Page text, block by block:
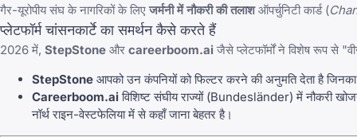
गैर-यूरोपीय संघ के नागरिकों के लिए जर्मनी में नौकरी की तलाशऑपर्चुनिटी कार्ड (
प्लेटफॉर्म चांसनकार्टे का समर्थन कैसे करते हैं
2026 में, StepStone और careerboom.ai जैसे प्लेटफॉर्मों ने विशेष रूप से
StepStone आपको उन कंपनियों को फिल्टर करने की अनुमति देता है जिनका
Careerboom.aiविशिष्ट संघीय राज्यों (Bundesländer) में नौकरी
नॉर्थ राइन-वेस्टफेलिया में से कहाँ जाना बेहतर है।